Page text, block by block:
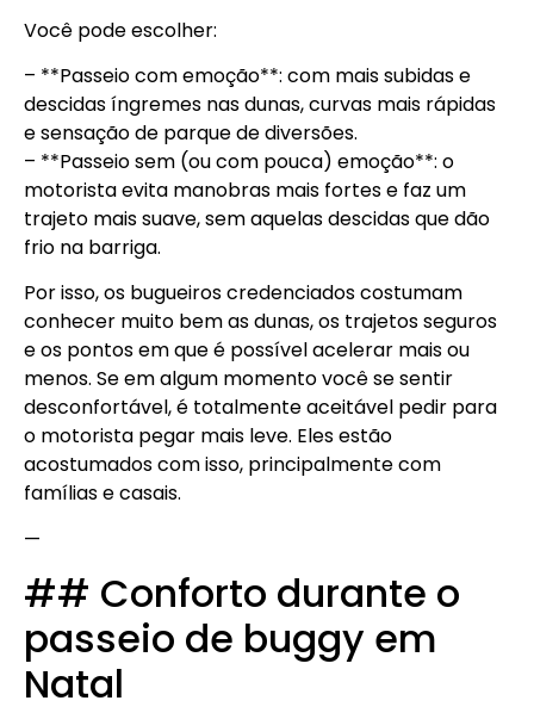
Você pode escolher:
– **Passeio com emoção**: com mais subidas e
descidas íngremes nas dunas, curvas mais rápidas
e sensação de parque de diversões.
– **Passeio sem (ou com pouca) emoção**: o
motorista evita manobras mais fortes e faz um
trajeto mais suave, sem aquelas descidas que dão
frio na barriga.
Por isso, os bugueiros credenciados costumam
conhecer muito bem as dunas, os trajetos seguros
e os pontos em que é possível acelerar mais ou
menos. Se em algum momento você se sentir
desconfortável, é totalmente aceitável pedir para
o motorista pegar mais leve. Eles estão
acostumados com isso, principalmente com
famílias e casais.
—
## Conforto durante o
passeio de buggy em
Natal